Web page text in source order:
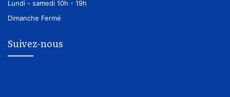
Lundi - samedi 10h - 19h
Dimanche Fermé
Suivez-nous